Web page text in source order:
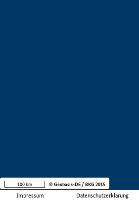
Impressum Datenschutzerklärung
100 km © Geobasis-DE / BKG 2015